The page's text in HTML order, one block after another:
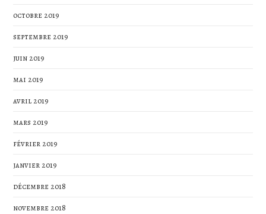
octobre 2019
septembre 2019
juin 2019
mai 2019
avril 2019
mars 2019
février 2019
janvier 2019
décembre 2018
novembre 2018